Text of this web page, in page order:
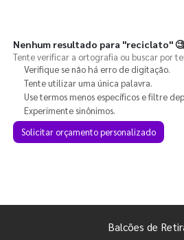
Nenhum resultado para "reciclato"🧐
Tente verificar a ortografia ou buscar por
Verifique se não há erro de digitação.
Tente utilizar uma única palavra.
Use termos menos específicos e filtre
Experimente sinônimos.
Solicitar orçamento personalizado
Balcões de